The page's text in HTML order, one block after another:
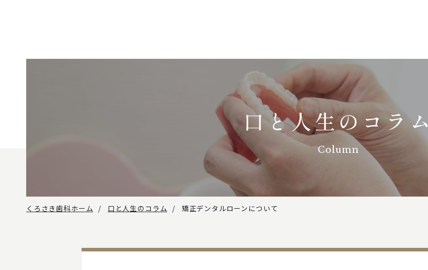
口と人生のコラム
Column
くろさき歯科ホーム 口と人生のコラム 矯正デンタルローンについて